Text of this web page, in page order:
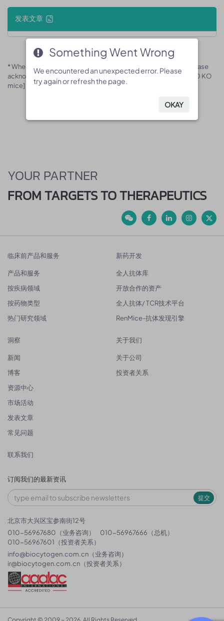
发表文章
* When publishing results obtained using this animal model, please
acknowledge the source as follows: The animal model [B-Ccr10 KO
mice] (Cat# 170197) was purchased from Biocytogen.
YOUR PARTNER
FROM TARGETS TO THERAPEUTICS
临床前产品和服务
产品和服务
按疾病领域
按药物类型
热门研究领域
新药开发
全人抗体库
开放合作的资产
全人抗体/ TCR技术平台
RenMice-抗体发现引擎
洞察
新闻
博客
资源中心
市场活动
发表文章
常见问题
关于我们
关于公司
投资者关系
联系我们
订阅我们的最新资讯
提交
北京市大兴区宝参南街12号
010-56967680（业务咨询）
010-56967666（总机）
010-56967601（投资者关系）
info@biocytogen.com.cn （业务咨询）
ir@biocytogen.com.cn （投资者关系）
Something Went Wrong
We encountered an unexpected error. Please
try again or refresh the page.
OKAY
Something Went Wrong
We encountered an unexpected error. Please
try again or refresh the page.
OKAY